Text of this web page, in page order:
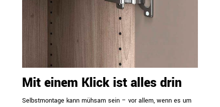
Mit einem Klick ist alles drin
Selbstmontage kann mühsam sein – vor allem, wenn es um